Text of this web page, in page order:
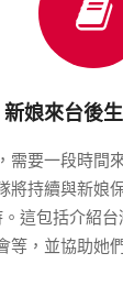
新娘來台後
需要一段時間
將持續與新娘
這包括介紹
等，並協助她